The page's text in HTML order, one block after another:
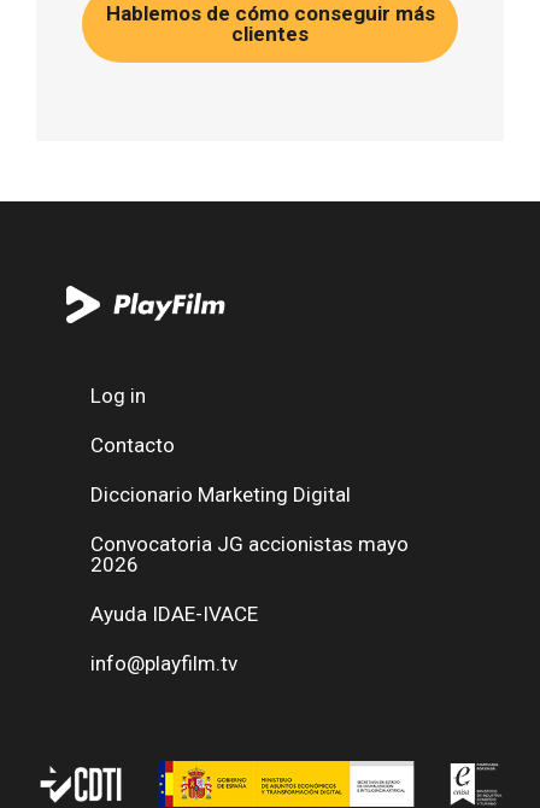
Hablemos de cómo conseguir más
clientes
Log in
Contacto
Diccionario Marketing Digital
Convocatoria JG accionistas mayo
2026
Ayuda IDAE-IVACE
info@playfilm.tv